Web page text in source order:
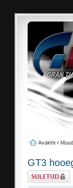
Avaleht ‹
GT3
Suletud teema